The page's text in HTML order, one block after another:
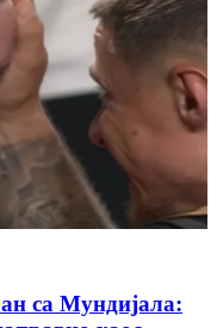
са Мундијала: